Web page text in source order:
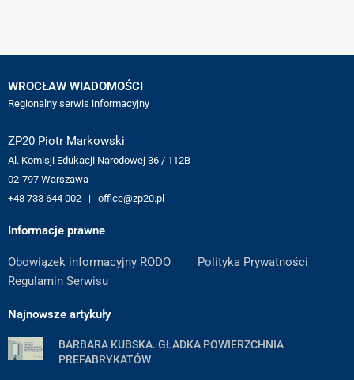
WROCŁAW WIADOMOŚCI
Regionalny serwis informacyjny
ZP20 Piotr Markowski
Al. Komisji Edukacji Narodowej 36 / 112B
02-797 Warszawa
+48 733 644 002 | office@zp20.pl
Informacje prawne
Obowiązek informacyjny RODO
Polityka Prywatności
Regulamin Serwisu
Najnowsze artykuły
BARBARA KUBSKA. GŁADKA POWIERZCHNIA
PREFABRYKATÓW